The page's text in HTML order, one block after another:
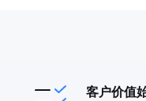
客户价值